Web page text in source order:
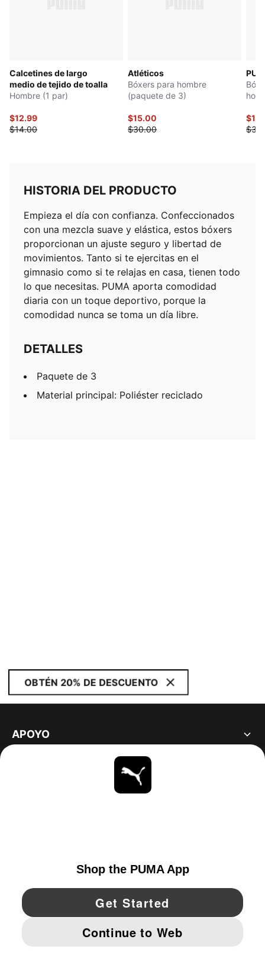
Calcetines de largo
medio de tejido de toalla
Hombre (1 par)
$12.99
$14.00
Atléticos
Bóxers para hombre
(paquete de 3)
$15.00
$30.00
HISTORIA DEL PRODUCTO
Empieza el día con confianza. Confeccionados
con una mezcla suave y elástica, estos bóxers
proporcionan un ajuste seguro y libertad de
movimientos. Tanto si te ejercitas en el
gimnasio como si te relajas en casa, tienen todo
lo que necesitas. PUMA aporta comodidad
diaria con un toque deportivo, porque la
comodidad nunca se toma un día libre.
DETALLES
Paquete de 3
Material principal: Poliéster reciclado
OBTÉN 20% DE DESCUENTO
APOYO
YouTube Twitter Pinterest
IMPRINT AND LEGAL DATA